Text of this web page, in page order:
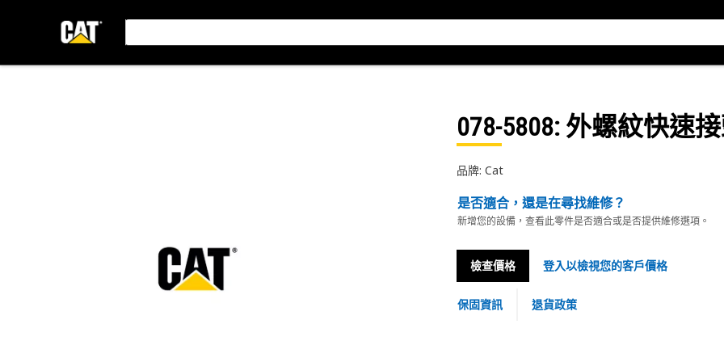
078-5808: 外螺紋快速
品牌: Cat
是否適合，還是在尋找維修？
新增您的設備，查看此零件是否適合或是否提供維修選項。
檢查價格 登入以檢視您的客戶價格
保固資訊 退貨政策